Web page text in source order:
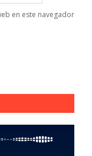
en este navegador